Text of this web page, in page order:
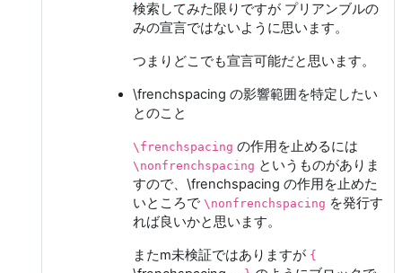
検索してみた限りですが プリアンブルの
みの宣言ではないように思います。
つまりどこでも宣言可能だと思います。
\frenchspacing の影響範囲を特定したい
とのこと
\frenchspacing の作用を止めるには
\nonfrenchspacing というものがありま
すので、\frenchspacing の作用を止めた
いところで \nonfrenchspacing を発行す
れば良いかと思います。
またm未検証ではありますが {